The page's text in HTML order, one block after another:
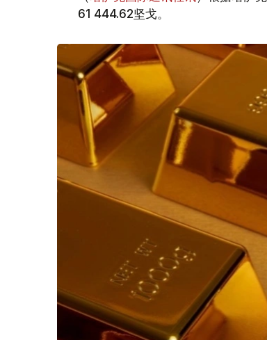
61 444.62坚戈。